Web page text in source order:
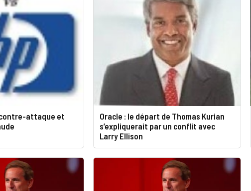
attaque et
Oracle : le départ de Thomas Kurian
s’expliquerait par un conflit avec
Larry Ellison